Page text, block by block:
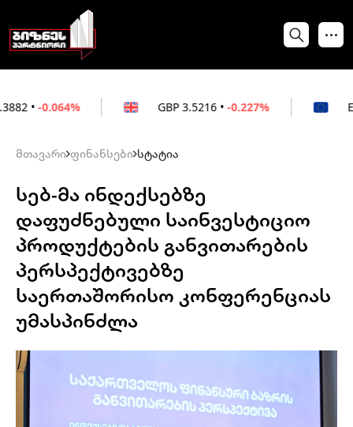
3.5216 -0.227% 3.0212
მთავარი ფინანსები სტატია
სებ-მა ინდექსებზე
დაფუძნებული საინვესტიციო
პროდუქტების განვითარების
პერსპექტივებზე
საერთაშორისო კონფერენციას
უმასპინძლა